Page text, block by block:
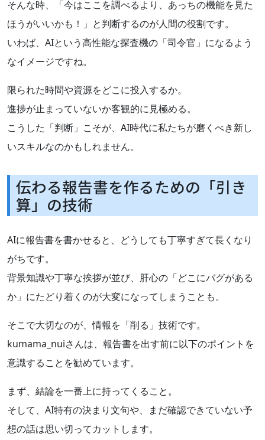
そんな時、「今はここを調べるより、あっちの機能を見た
ほうがいいかも！」と判断するのが人間の役割です。
いわば、AIという高性能な探査機の「司令官」になるよう
なイメージですね。
限られた時間や資源をどこに投入するか。
進捗が止まっていないか客観的に見極める。
こうした「判断」こそが、AI時代に私たちが磨くべき新し
いスキルなのかもしれません。
伝わる報告書を作るための「引き
算」の技術
AIに報告書を書かせると、どうしても丁寧すぎて長くなり
がちです。
背景知識や丁寧な挨拶が並び、肝心の「どこにバグがある
か」にたどり着くのが大変になってしまうことも。
そこで大切なのが、情報を「削る」技術です。
kumama_nuiさんは、報告書を出す前に以下のポイントを
意識することを勧めています。
まず、結論を一番上に持ってくること。
そして、AI特有の決まり文句や、まだ確認できていない予
想の話は思い切ってカットします。